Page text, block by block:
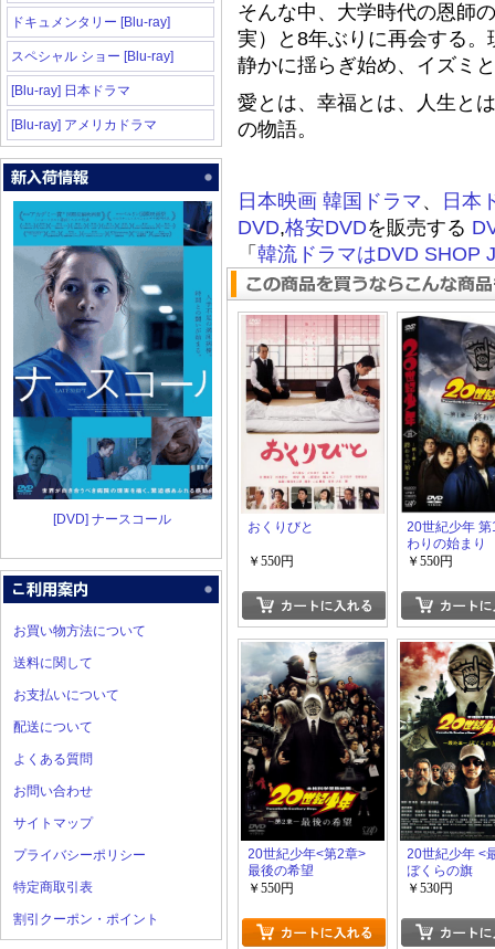
ドキュメンタリー [Blu-ray]
スペシャル ショー [Blu-ray]
[Blu-ray] 日本ドラマ
[Blu-ray] アメリカドラマ
[DVD] ナースコール
お買い物方法について
送料に関して
お支払いについて
配送について
よくある質問
お問い合わせ
サイトマップ
プライバシーポリシー
特定商取引表
割引クーポン・ポイント
そんな中、大学時代の恩師
実）と8年ぶりに再会する
静かに揺らぎ始め、イズミ
愛とは、幸福とは、人生と
の物語。
日本映画 韓国ドラマ、
日本
DVD,格安DVDを販売する
「 韓流ドラマはDVD SHOP
おくりびと
￥550円
20世紀少年
わりの始まり
￥550円
20世紀少年<第2章>
最後の希望
￥550円
20世紀少年 <
ぼくらの旗
￥530円